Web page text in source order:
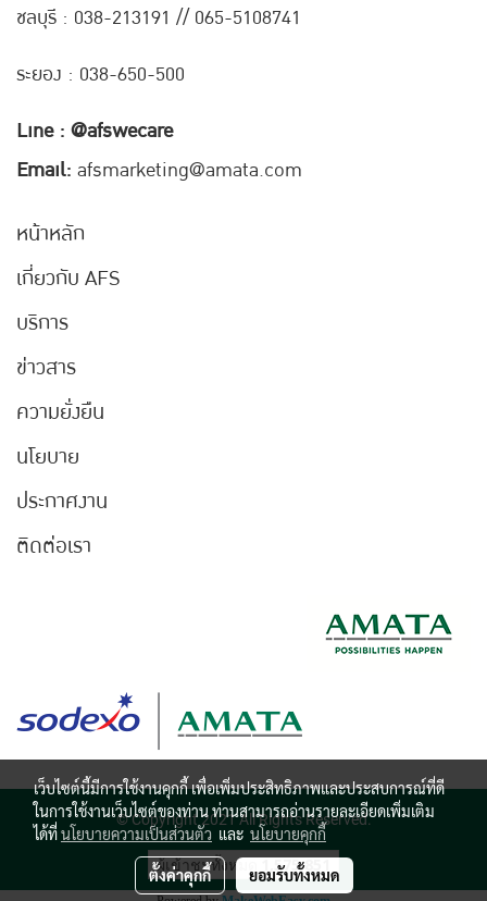
ชลบุรี : 038-213191 // 065-5108741
ระยอง : 038-650-500
Line : @afswecare
Email: afsmarketing@amata.com
หน้าหลัก
เกี่ยวกับ AFS
บริการ
ข่าวสาร
ความยั่งยืน
นโยบาย
ประกาศงาน
ติดต่อเรา
© Copyright 2021 All Rights Reserved.
ผู้เข้าชมวันนี้ 1,162
เว็บไซต์นี้มีการใช้งานคุกกี้ เพื่อเพิ่มประสิทธิภาพและประสบการณ์ที่ดี
ในการใช้งานเว็บไซต์ของท่าน ท่านสามารถอ่านรายละเอียดเพิ่มเติม
ได้ที่นโยบายความเป็นส่วนตัว และ นโยบายคุกกี้
ตั้งค่าคุกกี้ ยอมรับทั้งหมด